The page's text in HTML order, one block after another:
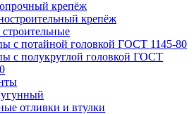
крепёж
крепёж
с потайной головкой ГОСТ 1145-80
с полукруглой головкой ГОСТ
отливки и втулки